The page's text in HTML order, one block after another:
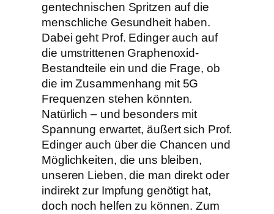
gentechnischen Spritzen auf die
menschliche Gesundheit haben.
Dabei geht Prof. Edinger auch auf
die umstrittenen Graphenoxid-
Bestandteile ein und die Frage, ob
die im Zusammenhang mit 5G
Frequenzen stehen könnten.
Natürlich – und besonders mit
Spannung erwartet, äußert sich Prof.
Edinger auch über die Chancen und
Möglichkeiten, die uns bleiben,
unseren Lieben, die man direkt oder
indirekt zur Impfung genötigt hat,
doch noch helfen zu können. Zum